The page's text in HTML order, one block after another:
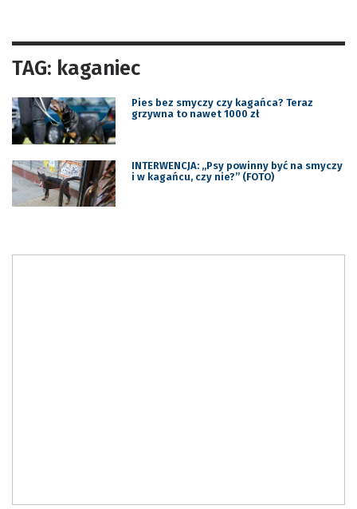
TAG: kaganiec
Pies bez smyczy czy kagańca? Teraz
grzywna to nawet 1000 zł
INTERWENCJA: „Psy powinny być na smyczy
i w kagańcu, czy nie?” (FOTO)